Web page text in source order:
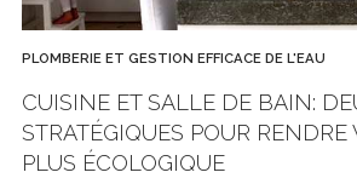
PLOMBERIE ET GESTION EFFICACE DE L'EAU
CUISINE ET SALLE DE BAIN:
STRATÉGIQUES POUR
PLUS ÉCOLOGIQUE